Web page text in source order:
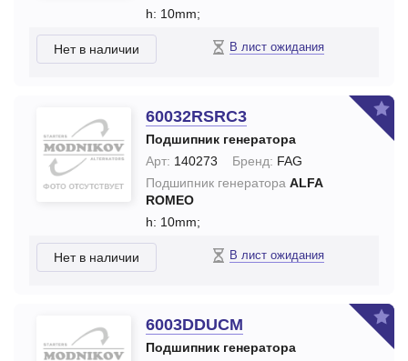
h: 10mm;
Нет в наличии В лист ожидания
60032RSRC3
Подшипник генератора
Арт: 140273 Бренд: FAG
Подшипник генератора ALFA
ROMEO
h: 10mm;
Нет в наличии В лист ожидания
6003DDUCM
Подшипник генератора